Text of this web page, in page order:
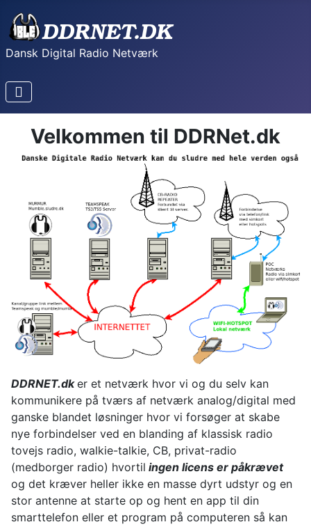
Dansk Digital Radio Netværk
Velkommen til DDRNet.dk
DDRNET.dk er et netværk hvor vi og du selv kan
kommunikere på tværs af netværk analog/digital med
ganske blandet løsninger hvor vi forsøger at skabe
nye forbindelser ved en blanding af klassisk radio
tovejs radio, walkie-talkie, CB, privat-radio
(medborger radio) hvortil ingen licens er påkrævet
og det kræver heller ikke en masse dyrt udstyr og en
stor antenne at starte op og hent en app til din
smarttelefon eller et program på computeren så kan